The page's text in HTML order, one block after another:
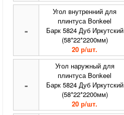
-
Угол внутренний для
плинтуса Bonkeel
Барк 5824 Дуб Иркутский
(58*22*2200мм)
20 р/шт.
-
Угол наружный для
плинтуса Bonkeel
Барк 5824 Дуб Иркутский
(58*22*2200мм)
20 р/шт.